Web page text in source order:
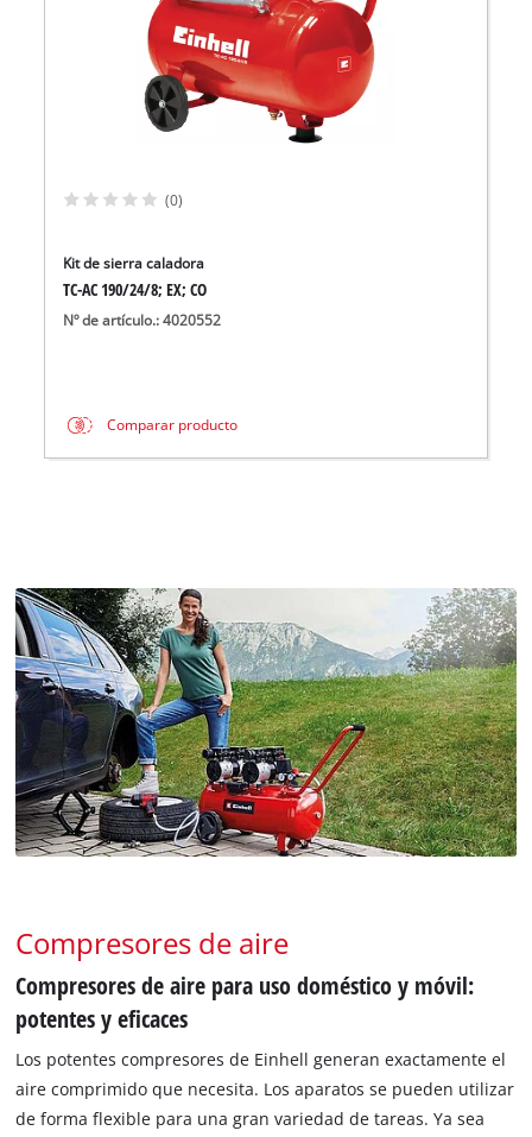
(0)
Kit de sierra caladora
TC-AC 190/24/8; EX; CO
Nº de artículo.: 4020552
Comparar producto
Compresores de aire
Compresores de aire para uso doméstico y móvil:
potentes y eficaces
Los potentes compresores de Einhell generan exactamente el
aire comprimido que necesita. Los aparatos se pueden utilizar
de forma flexible para una gran variedad de tareas. Ya sea